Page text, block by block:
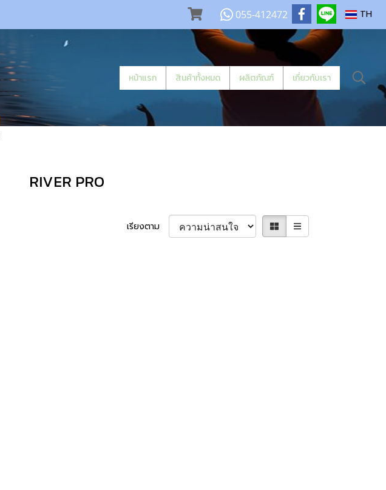
055-412472 TH
หน้าแรก สินค้าทั้งหมด ผลิตภัณฑ์ เกี่ยวกับเรา
RIVER PRO
เรียงตาม